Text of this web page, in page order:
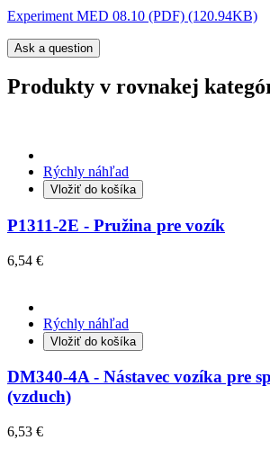
Experiment MED 08.10 (PDF) (120.94KB)
Ask a question
Produkty v rovnakej
Rýchly náhľad
Vložiť do košíka
P1311-2E - Pružina pre vozík
6,54 €
Rýchly náhľad
Vložiť do košíka
DM340-4A - Nástavec vozíka pre
(vzduch)
6,53 €